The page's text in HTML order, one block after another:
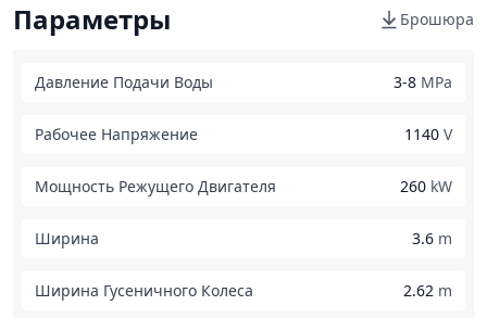
Параметры Брошюра
Давление Подачи Воды 3-8 MPa
Рабочее Напряжение 1140 V
Мощность Режущего Двигателя 260 kW
Ширина 3.6 m
Ширина Гусеничного Колеса 2.62 m